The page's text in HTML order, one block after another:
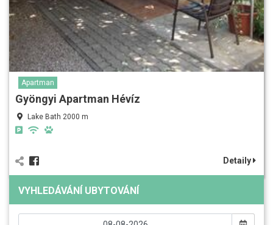
Apartman
Gyöngyi Apartman Hévíz
Lake Bath 2000 m
Detaily
VYHLEDÁVÁNÍ UBYTOVÁNÍ